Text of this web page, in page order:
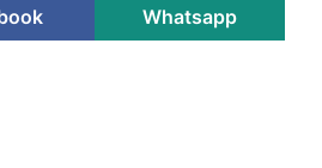
Whatsapp